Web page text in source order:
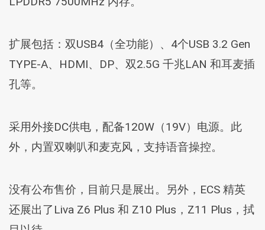
扩展包括：双USB4（全功能）、4个USB 3.2 Gen
TYPE-A、HDMI、DP、双2.5G 千兆LAN 和耳麦插
孔等。
采用外接DC供电，配备120W（19V）电源。此
外，内置双喇叭和麦克风，支持语音操控。
没有公布售价，目前只是展出。另外，ECS 精英
还展出了Liva Z6 Plus 和 Z10 Plus，Z11 Plus，拭